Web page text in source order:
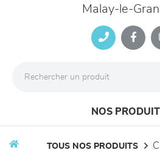
Malay-le-
NOS
TOUS NOS PRODUITS